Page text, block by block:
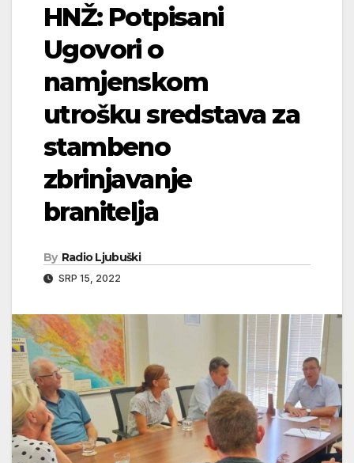
HNŽ: Potpisani
Ugovori o
namjenskom
utrošku sredstava za
stambeno
zbrinjavanje
branitelja
By Radio Ljubuški
SRP 15, 2022